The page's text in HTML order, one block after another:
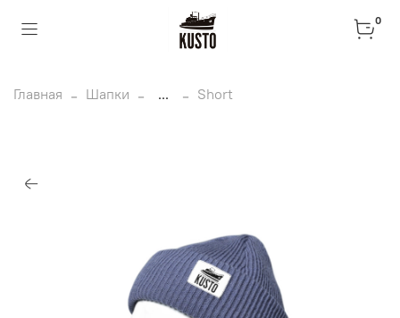
0
Главная Шапки ... Short